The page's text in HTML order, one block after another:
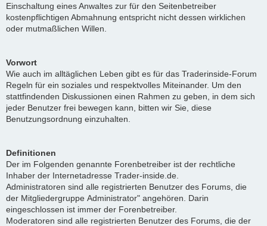
Einschaltung eines Anwaltes zur für den Seitenbetreiber
kostenpflichtigen Abmahnung entspricht nicht dessen wirklichen
oder mutmaßlichen Willen.
Vorwort
Wie auch im alltäglichen Leben gibt es für das Traderinside-Forum
Regeln für ein soziales und respektvolles Miteinander. Um den
stattfindenden Diskussionen einen Rahmen zu geben, in dem sich
jeder Benutzer frei bewegen kann, bitten wir Sie, diese
Benutzungsordnung einzuhalten.
Definitionen
Der im Folgenden genannte Forenbetreiber ist der rechtliche
Inhaber der Internetadresse Trader-inside.de.
Administratoren sind alle registrierten Benutzer des Forums, die
der Mitgliedergruppe Administrator" angehören. Darin
eingeschlossen ist immer der Forenbetreiber.
Moderatoren sind alle registrierten Benutzer des Forums, die der